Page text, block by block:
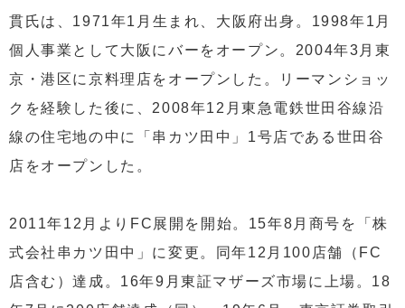
貫氏は、1971年1月生まれ、大阪府出身。1998年1月
個人事業として大阪にバーをオープン。2004年3月東
京・港区に京料理店をオープンした。リーマンショッ
クを経験した後に、2008年12月東急電鉄世田谷線沿
線の住宅地の中に「串カツ田中」1号店である世田谷
店をオープンした。
2011年12月よりFC展開を開始。15年8月商号を「株
式会社串カツ田中」に変更。同年12月100店舗（FC
店含む）達成。16年9月東証マザーズ市場に上場。18